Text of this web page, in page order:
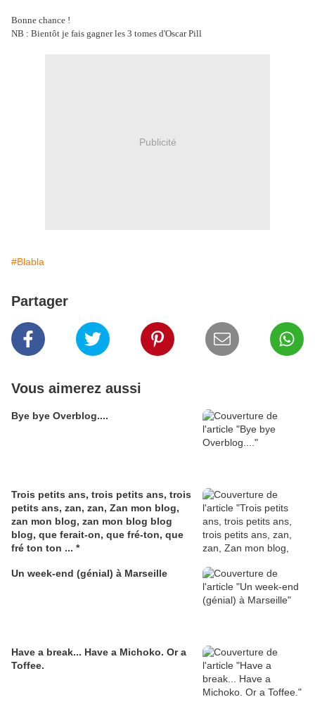
Bonne chance !
NB : Bientôt je fais gagner les 3 tomes d'Oscar Pill
Publicité
#Blabla
Partager
Vous aimerez aussi
Bye bye Overblog....
Trois petits ans, trois petits ans, trois
petits ans, zan, zan, Zan mon blog,
zan mon blog, zan mon blog blog
blog, que ferait-on, que fré-ton, que
fré ton ton ... *
Un week-end (génial) à Marseille
Have a break... Have a Michoko. Or a
Toffee.